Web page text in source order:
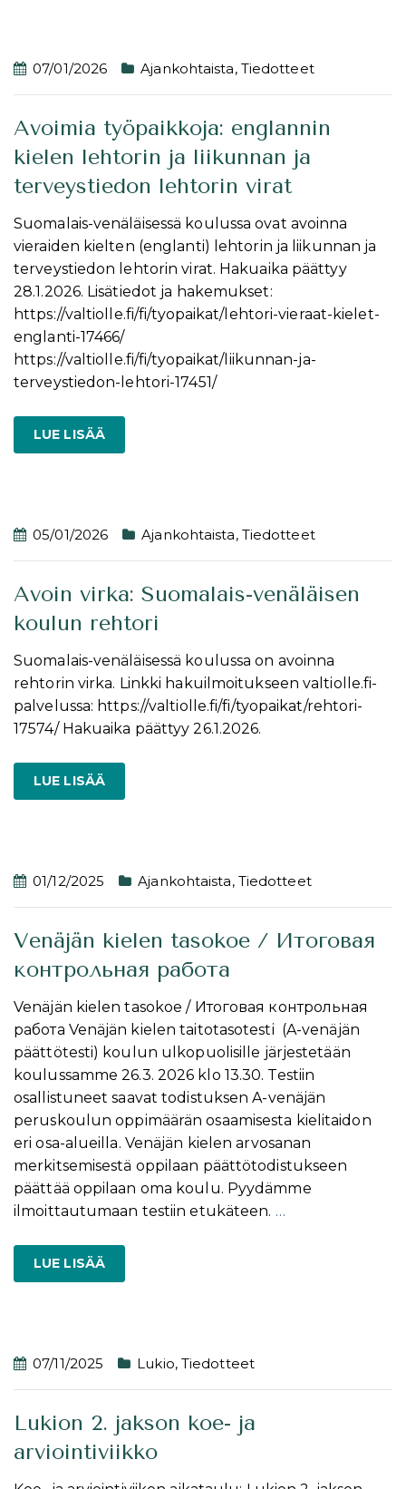
07/01/2026 Ajankohtaista, Tiedotteet
Avoimia työpaikkoja: englannin
kielen lehtorin ja liikunnan ja
terveystiedon lehtorin virat
Suomalais-venäläisessä koulussa ovat avoinna
vieraiden kielten (englanti) lehtorin ja liikunnan ja
terveystiedon lehtorin virat. Hakuaika päättyy
28.1.2026. Lisätiedot ja hakemukset:
https://valtiolle.fi/fi/tyopaikat/lehtori-vieraat-kielet-
englanti-17466/
https://valtiolle.fi/fi/tyopaikat/liikunnan-ja-
terveystiedon-lehtori-17451/
LUE LISÄÄ
05/01/2026 Ajankohtaista, Tiedotteet
Avoin virka: Suomalais-venäläisen
koulun rehtori
Suomalais-venäläisessä koulussa on avoinna
rehtorin virka. Linkki hakuilmoitukseen valtiolle.fi-
palvelussa: https://valtiolle.fi/fi/tyopaikat/rehtori-
17574/ Hakuaika päättyy 26.1.2026.
LUE LISÄÄ
01/12/2025 Ajankohtaista, Tiedotteet
Venäjän kielen tasokoe / Итоговая
контрольная работа
Venäjän kielen tasokoe / Итоговая контрольная
работа Venäjän kielen taitotasotesti (A-venäjän
päättötesti) koulun ulkopuolisille järjestetään
koulussamme 26.3. 2026 klo 13.30. Testiin
osallistuneet saavat todistuksen A-venäjän
peruskoulun oppimäärän osaamisesta kielitaidon
eri osa-alueilla. Venäjän kielen arvosanan
merkitsemisestä oppilaan päättötodistukseen
päättää oppilaan oma koulu. Pyydämme
ilmoittautumaan testiin etukäteen. …
LUE LISÄÄ
07/11/2025 Lukio, Tiedotteet
Lukion 2. jakson koe- ja
arviointiviikko